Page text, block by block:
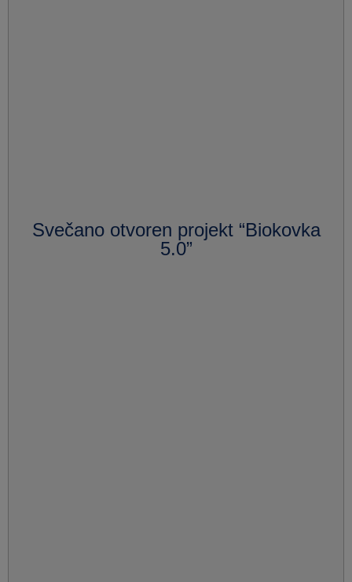
Svečano otvoren projekt “Biokovka
5.0”